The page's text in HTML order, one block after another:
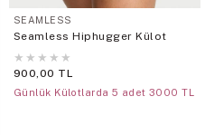
SEAMLESS
Seamless Hiphugger Külot
★ ★ ★ ★ ★
900,00 TL
Günlük Külotlarda 5 adet 3000 TL